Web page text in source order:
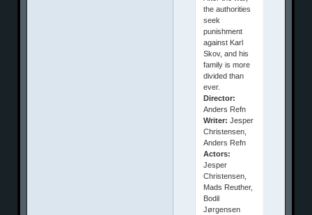
the authorities
seek
punishment
against Karl
Skov, and his
family is more
divided than
ever.
Director:
Anders Refn
Writer: Jesper
Christensen,
Anders Refn
Actors:
Jesper
Christensen,
Mads Reuther,
Bodil
Jørgensen